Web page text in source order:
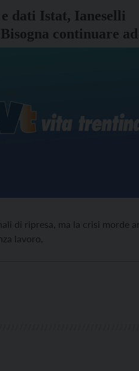
dati Istat, Ianeselli
continuare ad
di ripresa, ma la crisi morde
lavoro,